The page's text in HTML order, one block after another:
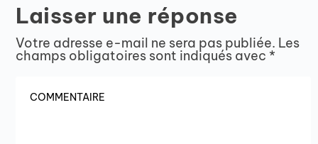
Laisser une réponse
Votre adresse e-mail ne sera pas publiée. Les
champs obligatoires sont indiqués avec *